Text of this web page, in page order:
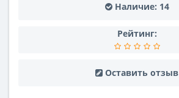
Наличие: 14
Рейтинг:
Оставить отзыв